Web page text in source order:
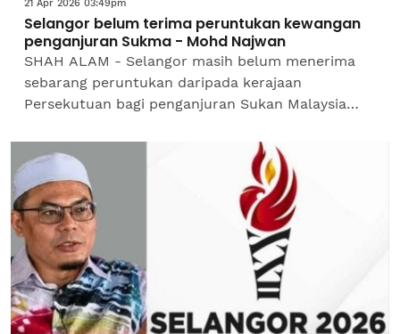
21 Apr 2026 03:49pm
Selangor belum terima peruntukan kewangan
penganjuran Sukma - Mohd Najwan
SHAH ALAM - Selangor masih belum menerima
sebarang peruntukan daripada kerajaan
Persekutuan bagi penganjuran Sukan Malaysia
yang menyaksikan negeri...